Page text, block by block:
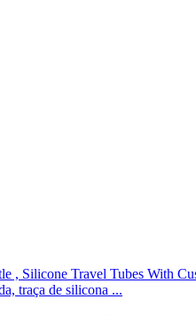
traça de silicona ...